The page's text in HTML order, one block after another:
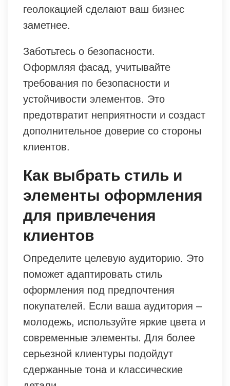
геолокацией сделают ваш бизнес
заметнее.
Заботьтесь о безопасности.
Оформляя фасад, учитывайте
требования по безопасности и
устойчивости элементов. Это
предотвратит неприятности и создаст
дополнительное доверие со стороны
клиентов.
Как выбрать стиль и
элементы оформления
для привлечения
клиентов
Определите целевую аудиторию. Это
поможет адаптировать стиль
оформления под предпочтения
покупателей. Если ваша аудитория –
молодежь, используйте яркие цвета и
современные элементы. Для более
серьезной клиентуры подойдут
сдержанные тона и классические